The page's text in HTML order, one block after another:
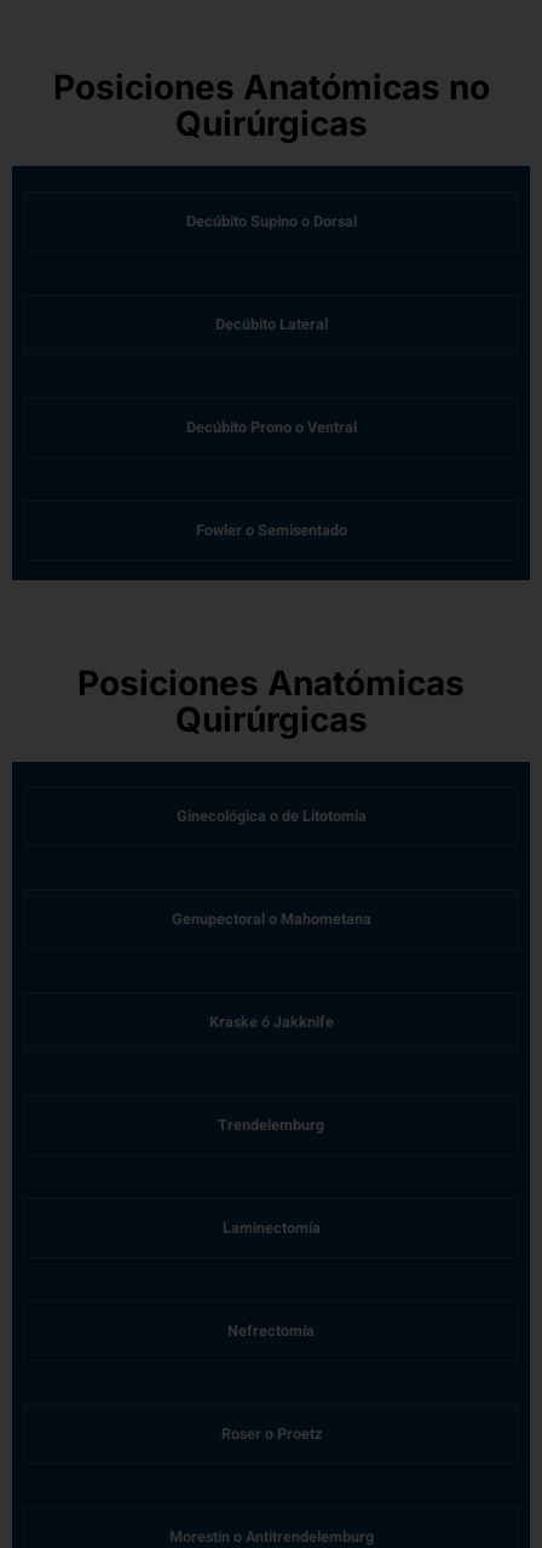
Posiciones Anatómicas no
Quirúrgicas
Decúbito Supino o Dorsal
Decúbito Lateral
Decúbito Prono o Ventral
Fowler o Semisentado
Posiciones Anatómicas
Quirúrgicas
Ginecológica o de Litotomía
Genupectoral o Mahometana
Kraske ó Jakknife
Trendelemburg
Laminectomía
Nefrectomía
Roser o Proetz
Morestin o Antitrendelemburg